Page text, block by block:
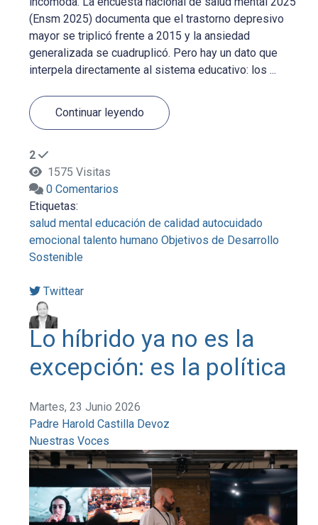
(Ensm 2025) documenta que el trastorno depresivo
mayor se triplicó frente a 2015 y la ansiedad
generalizada se cuadruplicó. Pero hay un dato que
interpela directamente al sistema educativo: los ...
Continuar leyendo
2
1575 Visitas
0 Comentarios
Etiquetas:
salud mental educación de calidad autocuidado
emocional talento humano Objetivos de Desarrollo
Sostenible
Twittear
Lo híbrido ya no es la
excepción: es la política
Martes, 23 Junio 2026
Padre Harold Castilla Devoz
Nuestras Voces